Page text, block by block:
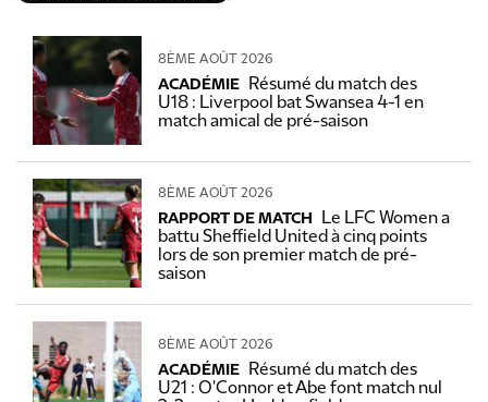
8ÈME AOÛT 2026
ACADÉMIE
Résumé du match des
U18 : Liverpool bat Swansea 4-1 en
match amical de pré-saison
8ÈME AOÛT 2026
RAPPORT DE MATCH
Le LFC Women a
battu Sheffield United à cinq points
lors de son premier match de pré-
saison
8ÈME AOÛT 2026
ACADÉMIE
Résumé du match des
U21 : O'Connor et Abe font match nul